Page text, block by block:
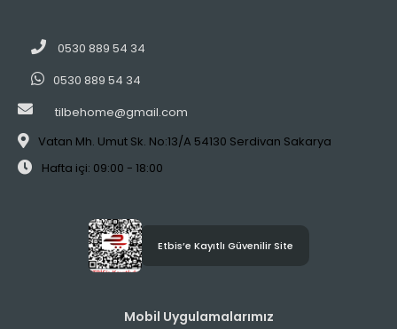
0530 889 54 34
0530 889 54 34
tilbehome@gmail.com
Vatan Mh. Umut Sk. No:13/A 54130 Serdivan Sakarya
Hafta içi: 09:00 - 18:00
Etbis’e Kayıtlı Güvenilir Site
Mobil Uygulamalarımız